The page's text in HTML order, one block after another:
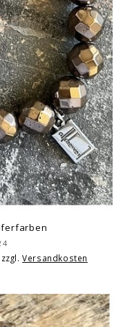
zzgl.Versandkosten